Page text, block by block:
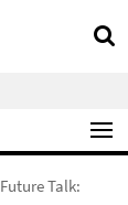
Future Talk: